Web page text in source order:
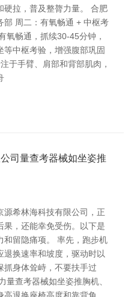
硬拉，普及整膂力量。 合肥
部 周二：有氧畅通 + 中枢考
氧畅通，抓续30-45分钟，
等中枢考验，增强腹部巩固
于手臂、肩部和背部肌肉，
司量查考器械如坐姿推
源希林海科技有限公司，正
果，还能幸免受伤。以下是
和留隐痛项。 率先，跑步机
换速率和坡度，驱动时以
抓身体耸峙，不要扶手过
量查考器械如坐姿推胸机、